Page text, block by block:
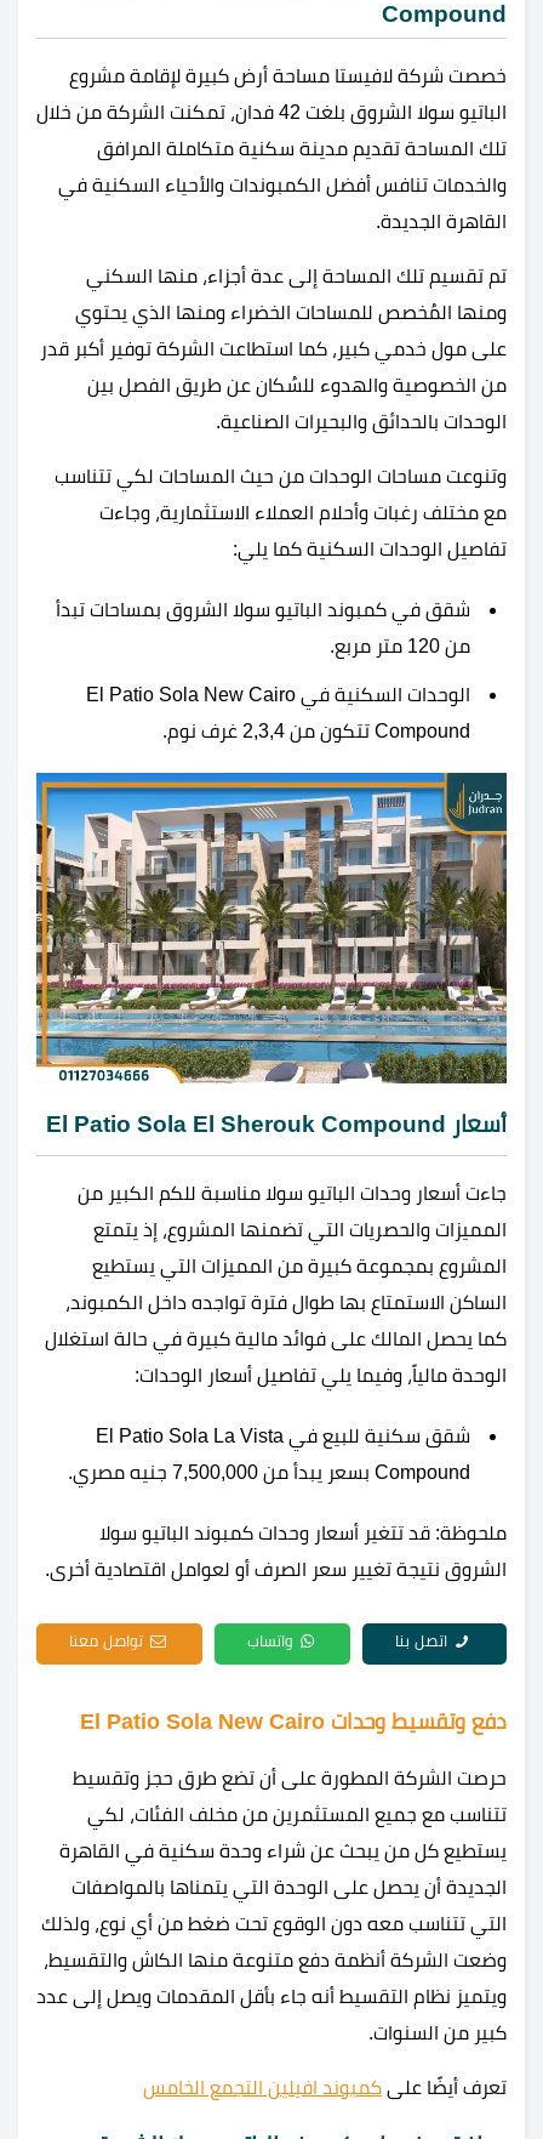
Compound
خصصت شركة لافيستا مساحة أرض كبيرة لإقامة مشروع
الباتيو سولا الشروق بلغت 42 فدان، تمكنت الشركة من خلال
تلك المساحة تقديم مدينة سكنية متكاملة المرافق
والخدمات تنافس أفضل الكمبوندات والأحياء السكنية في
القاهرة الجديدة.
تم تقسيم تلك المساحة إلى عدة أجزاء، منها السكني
ومنها المُخصص للمساحات الخضراء ومنها الذي يحتوي
على مول خدمي كبير، كما استطاعت الشركة توفير أكبر قدر
من الخصوصية والهدوء للسُكان عن طريق الفصل بين
الوحدات بالحدائق والبحيرات الصناعية.
وتنوعت مساحات الوحدات من حيث المساحات لكي تتناسب
مع مختلف رغبات وأحلام العملاء الاستثمارية، وجاءت
تفاصيل الوحدات السكنية كما يلي:
شقق في كمبوند الباتيو سولا الشروق بمساحات تبدأ
من 120 متر مربع.
الوحدات السكنية في El Patio Sola New Cairo
Compound تتكون من 2,3,4 غرف نوم.
أسعار El Patio Sola El Sherouk Compound
جاءت أسعار وحدات الباتيو سولا مناسبة للكم الكبير من
المميزات والحصريات التي تضمنها المشروع، إذ يتمتع
المشروع بمجموعة كبيرة من المميزات التي يستطيع
الساكن الاستمتاع بها طوال فترة تواجده داخل الكمبوند،
كما يحصل المالك على فوائد مالية كبيرة في حالة استغلال
الوحدة مالياً، وفيما يلي تفاصيل أسعار الوحدات:
شقق سكنية للبيع في El Patio Sola La Vista
Compound بسعر يبدأ من 7,500,000 جنيه مصري.
ملحوظة: قد تتغير أسعار وحدات كمبوند الباتيو سولا
الشروق نتيجة تغيير سعر الصرف أو لعوامل اقتصادية أخرى.
اتصل بنا واتساب تواصل معنا
دفع وتقسيط وحدات El Patio Sola New Cairo
حرصت الشركة المطورة على أن تضع طرق حجز وتقسيط
تتناسب مع جميع المستثمرين من مخلف الفئات، لكي
يستطيع كل من يبحث عن شراء وحدة سكنية في القاهرة
الجديدة أن يحصل على الوحدة التي يتمناها بالمواصفات
التي تتناسب معه دون الوقوع تحت ضغط من أي نوع، ولذلك
وضعت الشركة أنظمة دفع متنوعة منها الكاش والتقسيط،
ويتميز نظام التقسيط أنه جاء بأقل المقدمات ويصل إلى عدد
كبير من السنوات.
تعرف أيضًا على كمبوند افيلين التجمع الخامس